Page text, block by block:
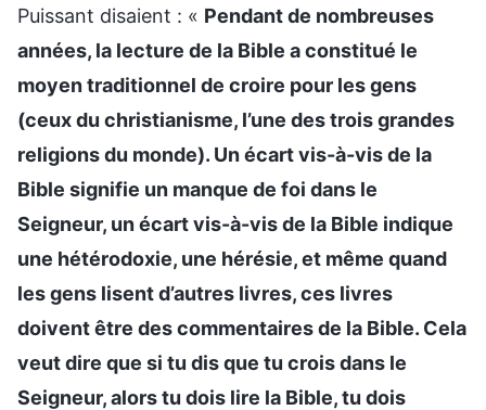
Puissant disaient : « Pendant de nombreuses
années, la lecture de la Bible a constitué le
moyen traditionnel de croire pour les gens
(ceux du christianisme, l’une des trois grandes
religions du monde). Un écart vis-à-vis de la
Bible signifie un manque de foi dans le
Seigneur, un écart vis-à-vis de la Bible indique
une hétérodoxie, une hérésie, et même quand
les gens lisent d’autres livres, ces livres
doivent être des commentaires de la Bible. Cela
veut dire que si tu dis que tu crois dans le
Seigneur, alors tu dois lire la Bible, tu dois